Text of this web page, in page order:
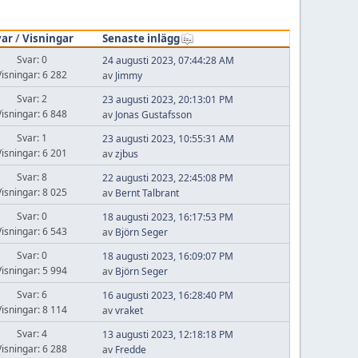
/Visningar Senaste inlägg
Svar: 0
6 282
24 augusti 2023, 07:44:28 AM
av Jimmy
Svar: 2
6 848
23 augusti 2023, 20:13:01 PM
av Jonas Gustafsson
Svar: 1
6 201
23 augusti 2023, 10:55:31 AM
avzjbus
Svar: 8
8 025
22 augusti 2023, 22:45:08 PM
av Bernt Talbrant
Svar: 0
6 543
18 augusti 2023, 16:17:53 PM
av Björn Seger
Svar: 0
5 994
18 augusti 2023, 16:09:07 PM
av Björn Seger
Svar: 6
8 114
16 augusti 2023, 16:28:40 PM
avvraket
Svar: 4
6 288
13 augusti 2023, 12:18:18 PM
av Fredde